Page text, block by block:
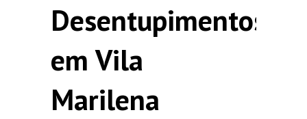
Desentupimentos
em Vila
Marilena